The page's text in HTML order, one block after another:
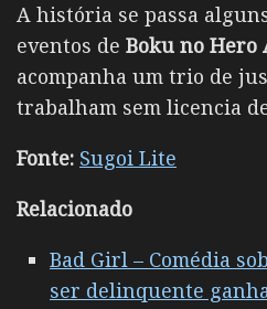
A história se passa
eventos de Boku no Hero
acompanha um trio de
trabalham sem licencia
Fonte: Sugoi Lite
Relacionado
Bad Girl – Comédia
ser delinquente